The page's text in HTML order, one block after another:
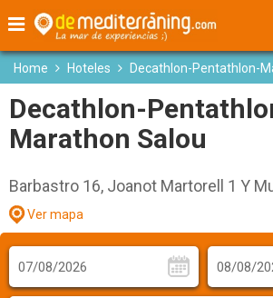
Home Hoteles Decathlon-Pentathlon-
Decathlon-
Marathon Salou
Barbastro 16, Joanot Martorell 1 Y
Ver mapa